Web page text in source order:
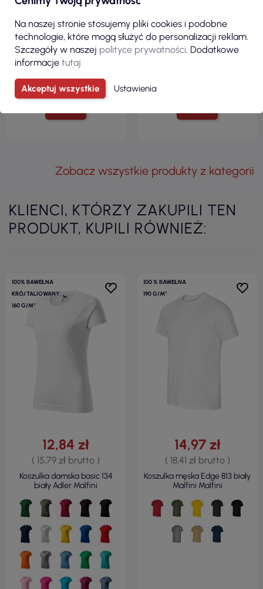
urban beach unisex wh white
Jhk
dziecięca z Twoim nadrukiem
Zobacz wszystkie produkty z kategorii
KLIENCI, KTÓRZY ZAKUPILI TEN
PRODUKT, KUPILI RÓWNIEŻ:
100% BAWEŁNA
KRÓJ TALIOWANY
160 G/M²
12,84 zł
( 15,79 zł brutto )
Koszulka damska basic 134
biały Adler Malfini
100 % BAWEŁNA
190 G/M²
14,97 zł
( 18,41 zł brutto )
Koszulka męska Edge 813 biały
Malfini Malfini
Na naszej stronie stosujemy pliki cookies i podobne
technologie, które mogą służyć do personalizacji reklam.
Szczegóły w naszej polityce prywatności. Dodatkowe
informacje tutaj
Akceptuj wszystkie Ustawienia